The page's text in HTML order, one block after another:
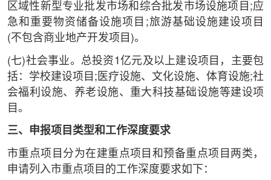
区域性新型专业批发市场和综合批发市场设施项目;应
急和重要物资储备设施项目;旅游基础设施建设项目
(不包含商业地产开发项目)。
(七)社会事业。总投资1亿元及以上建设项目，主要包
括：学校建设项目;医疗设施、文化设施、体育设施;社
会福利设施、养老设施、重大科技基础设施等建设项
目。
三、申报项目类型和工作深度要求
市重点项目分为在建重点项目和预备重点项目两类，
申请列入市重点项目的工作深度要求如下：